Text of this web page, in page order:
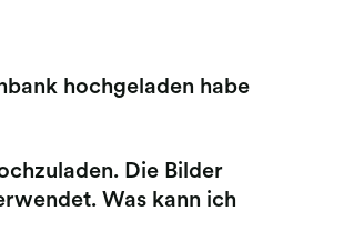
hochgeladen habe
Die Bilder
Was kann ich